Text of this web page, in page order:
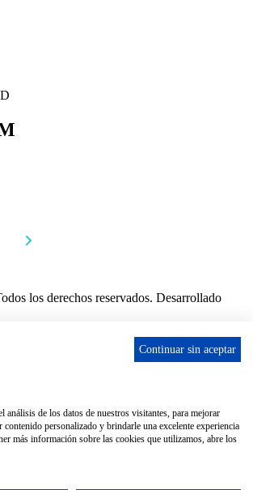
los derechos reservados. Desarrollado
visitar a alguno de nuestros peludos es
PREVIA
, mándanos un WhatsApp al656903860
LLAMADAS) y nos pondremos en
posible.
Continuar sin aceptar
análisis de los datos de nuestros visitantes, para mejorar
personalizado y brindarle una excelente experiencia
más información sobre las cookies que utilizamos, abre los